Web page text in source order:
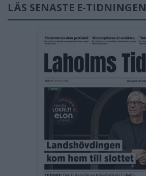
LÄS SENASTE E-TIDNINGEN